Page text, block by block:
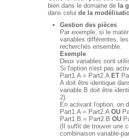
bien dans le domaine de la
dans celui de la
Gestion des pièces
Par exemple, si le
variables différentes,
recherchés ensemble.
Exemple
Deux variables sont
Si l'option n'est pas
Part1.A = Part2.A ET
A doit être identique
variable B doit être
2).
En activant l'option, on
Part1.A = Part2.A OU
Part1.B = Part2.B OU
(Il suffit de trouver une
combinaison variable-